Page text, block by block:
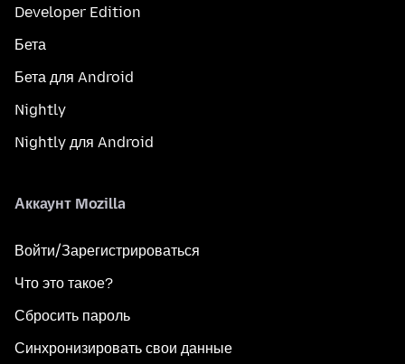
Developer Edition
Бета
Бета для Android
Nightly
Nightly для Android
Аккаунт Mozilla
Войти/Зарегистрироваться
Что это такое?
Сбросить пароль
Синхронизировать свои данные